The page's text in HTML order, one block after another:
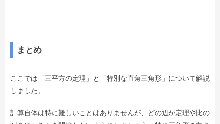
まとめ
ここでは「三平方の定理」と「特別な直角三角形」について解説
しました。
計算自体は特に難しいことはありませんが、どの辺が定理や比の